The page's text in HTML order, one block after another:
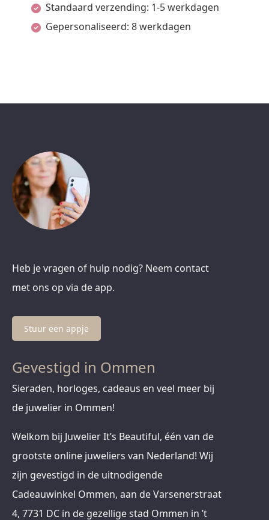
Standaard verzending: 1-5 werkdagen
Gepersonaliseerd: 8 werkdagen
Heb je vragen of hulp nodig? Neem contact
met ons op via de app.
Stuur een appje
Gevestigd in Ommen
Sieraden, horloges, cadeaus en veel meer bij
de juwelier in Ommen!
Welkom bij Juwelier It’s Beautiful, één van de
grootste online juweliers van Nederland! Wij
zijn gevestigd in de uitnodigende
Cadeauwinkel Ommen, aan de Varsenerstraat
4, 7731 DC in de gezellige stad Ommen in ’t